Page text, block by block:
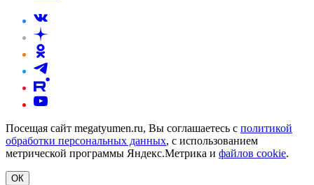
Посещая сайт megatyumen.ru, Вы соглашаетесь с политикой
обработки персональных данных, с использованием
метрической программы Яндекс.Метрика и файлов cookie.
ОК